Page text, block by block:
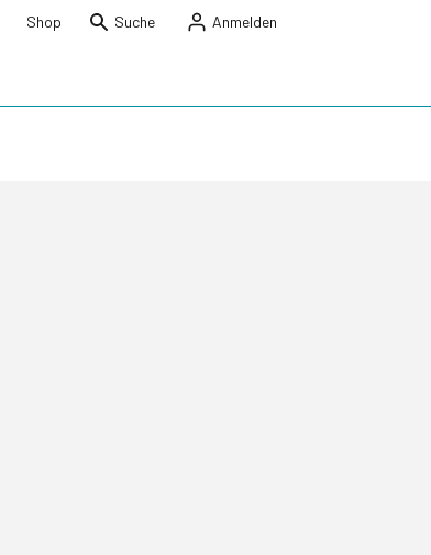
Shop Suche Anmelden